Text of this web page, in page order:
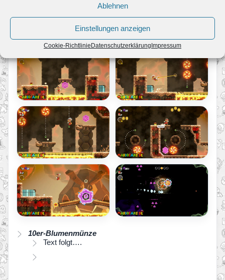
Ablehnen
Einstellungen anzeigen
Cookie-Richtlinie Datenschutzerklärung Impressum
Höhle der kreisenden Flammen
10er-Blumenmünze
Text folgt….